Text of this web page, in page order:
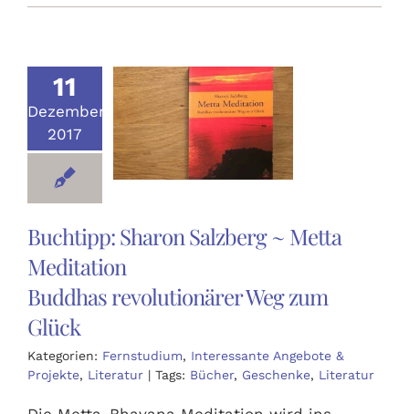
11
Dezember
2017
Buchtipp: Sharon Salzberg ~ Metta
Meditation
Buddhas revolutionärer Weg zum
Glück
Kategorien: Fernstudium, Interessante Angebote &
Projekte, Literatur | Tags: Bücher, Geschenke, Literatur